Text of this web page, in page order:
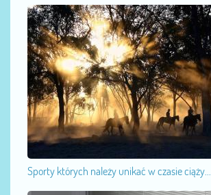
Sporty których należy unikać w czasie ciąży...